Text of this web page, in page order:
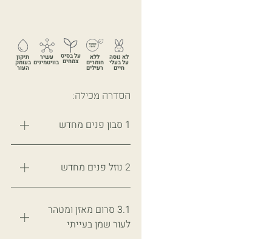
לא נוסה
על בעלי
חיים
ללא
חומרים
רעילים
על בסיס
צמחים עשיר
בוויטמינים
תיקון
בעומק
העור
הסדרה מכילה:
1 סבון פנים מחדש
2 נוזל פנים מחדש
3.1 סרום מאזן ומטהר
לעור שמן בעייתי